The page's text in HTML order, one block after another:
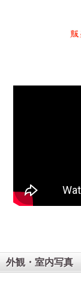
外観・室内写真